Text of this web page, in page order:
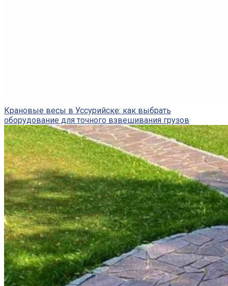
Крановые весы в Уссурийске: как выбрать
оборудование для точного взвешивания грузов